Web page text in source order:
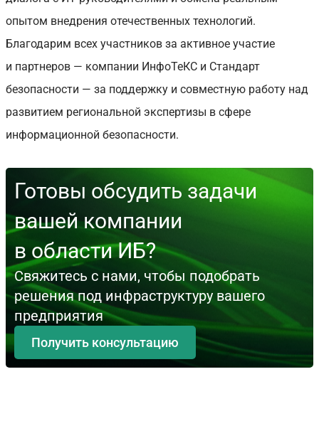
опытом внедрения отечественных технологий.
Благодарим всех участников за активное участие
и партнеров — компании ИнфоТеКС и Стандарт
безопасности — за поддержку и совместную работу над
развитием региональной экспертизы в сфере
информационной безопасности.
Готовы обсудить задачи
вашей компании
в области ИБ?
Свяжитесь с нами, чтобы подобрать
решения под инфраструктуру вашего
предприятия
Получить консультацию